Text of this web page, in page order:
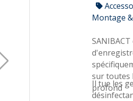
Montage
sur toutes
profond
Il tue les